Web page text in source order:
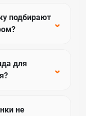
подбирают
для
не